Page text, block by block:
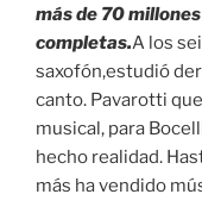
más de 70
completas.A los
saxofón,estudió
canto. Pavarotti
musical, para
hecho realidad.
más ha vendido